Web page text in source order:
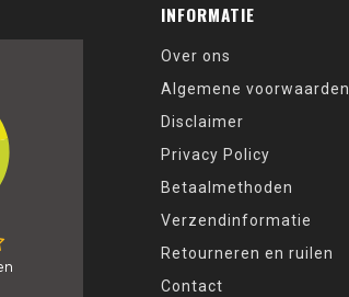
INFORMATIE
Over ons
Algemene voorwaarden
Disclaimer
Privacy Policy
Betaalmethoden
Verzendinformatie
Retourneren en ruilen
Contact